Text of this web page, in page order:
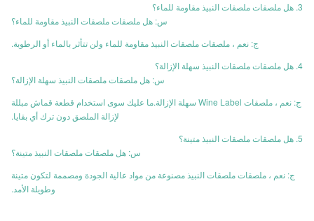
3. هل ملصقات ملصقات النبيذ مقاومة للماء؟
س: هل ملصقات ملصقات النبيذ مقاومة للماء؟
ج: نعم ، ملصقات ملصقات النبيذ مقاومة للماء ولن تتأثر بالماء أو الرطوبة.
4. هل ملصقات ملصقات النبيذ سهلة الإزالة؟
س: هل ملصقات ملصقات النبيذ سهلة الإزالة؟
ج: نعم ، ملصقات Wine Label سهلة الإزالة.ما عليك سوى استخدام قطعة قماش مبللة
لإزالة الملصق دون ترك أي بقايا.
5. هل ملصقات ملصقات النبيذ متينة؟
س: هل ملصقات ملصقات النبيذ متينة؟
ج: نعم ، ملصقات ملصقات النبيذ مصنوعة من مواد عالية الجودة ومصممة لتكون متينة
وطويلة الأمد.